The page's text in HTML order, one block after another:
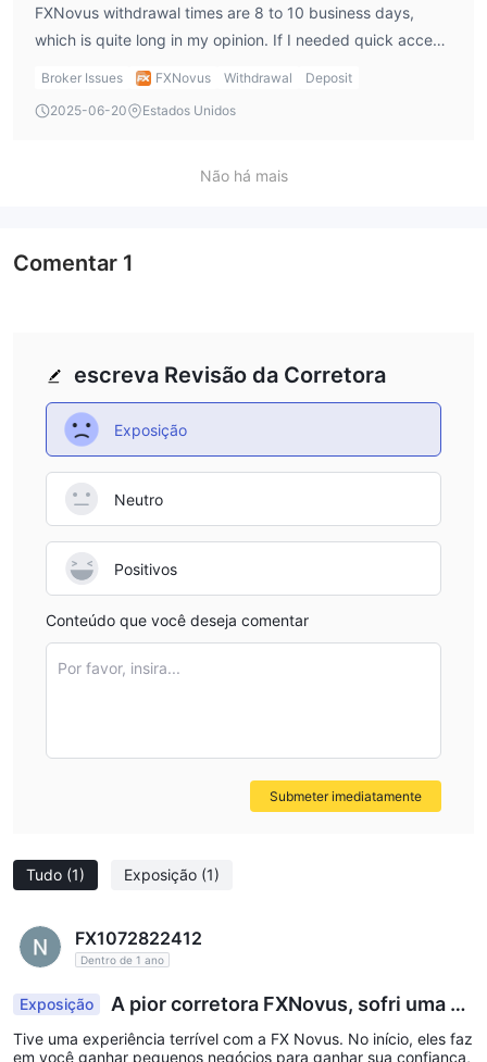
FXNovus withdrawal times are 8 to 10 business days,
which is quite long in my opinion. If I needed quick access
to funds, this could be a dealbreaker. I’d prefer a broker
situations. This could be a potential downside for the
Broker Issues FXNovus Withdrawal
Deposit
2025-06-20
Estados Unidos
Não há mais
Tudo (1) Exposição (1)
FX1072822412
Dentro de 1 ano
Exposição
A pior corretora FXNovus, sofri uma pe
rda de -15572.20 USD nos últimos três meses, c
om um drawdown máximo mensal de aproximada
Tive uma experiência terrível com a FX Novus. No início, eles faz
em você ganhar pequenos negócios para ganhar sua confiança,
escreva Revisão da Corretora
Exposição
Neutro
Positivos
Conteúdo que você deseja comentar
Por favor, insira...
Submeter imediatamente
Comentar 1